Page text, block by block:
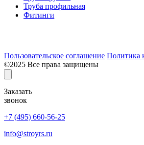
Труба профильная
Фитинги
Пользовательское соглашение Политика
©2025 Все права защищены
Заказать
звонок
+7 (495) 660-56-25
info@stroyrs.ru